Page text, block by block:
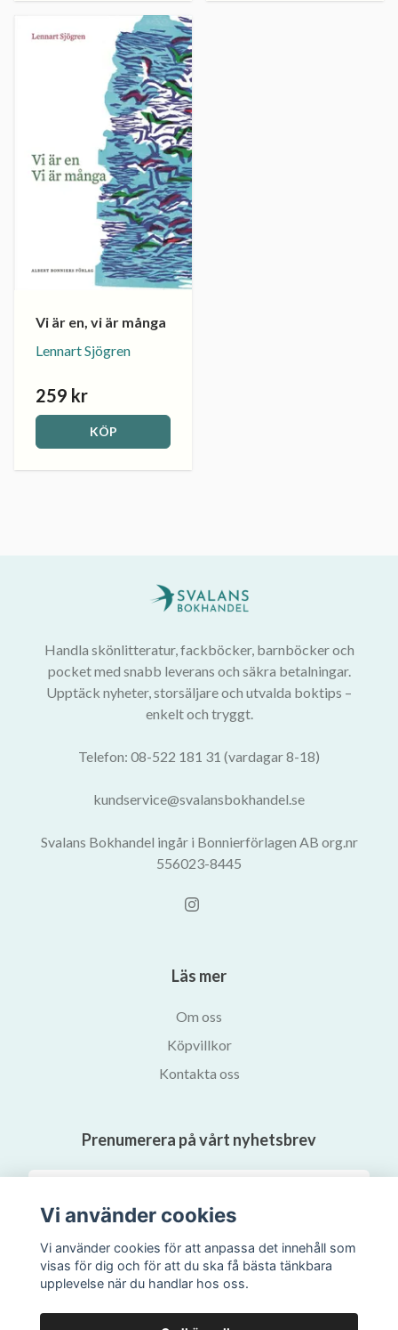
Vi är en, vi är många
Lennart Sjögren
259 kr
KÖP
Handla skönlitteratur, fackböcker, barnböcker och
pocket med snabb leverans och säkra betalningar.
Upptäck nyheter, storsäljare och utvalda boktips –
enkelt och tryggt.
Telefon: 08-522 181 31 (vardagar 8-18)
kundservice@svalansbokhandel.se
Svalans Bokhandel ingår i Bonnierförlagen AB org.nr
556023-8445
Läs mer
Om oss
Köpvillkor
Kontakta oss
Prenumerera på vårt nyhetsbrev
Vi använder cookies
Vi använder cookies för att anpassa det innehåll som
visas för dig och för att du ska få bästa tänkbara
upplevelse när du handlar hos oss.